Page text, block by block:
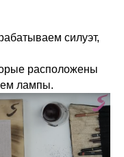
силуэт,
расположены
лампы.